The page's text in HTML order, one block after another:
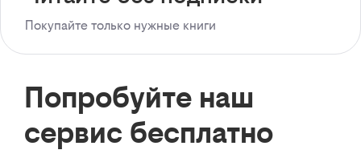
Покупайте только нужные книги
Попробуйте наш
сервис бесплатно